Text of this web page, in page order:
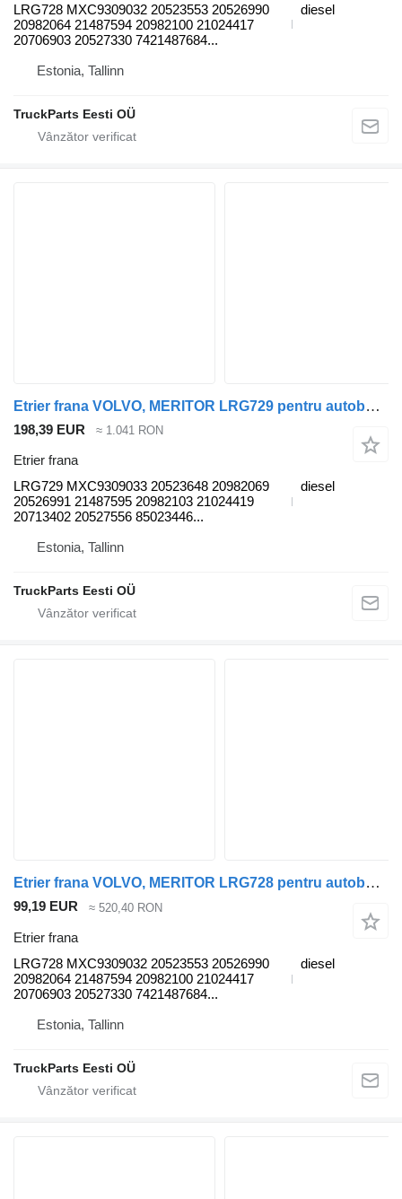
LRG728 MXC9309032 20523553 20526990
20982064 21487594 20982100 21024417
20706903 20527330 7421487684...
diesel
Estonia, Tallinn
TruckParts Eesti OÜ
Etrier frana VOLVO, MERITOR LRG729 pentru autobuz Volvo B6, B7, B9, B10, B12 bus (1978-2011)
198,39 EUR ≈ 1.041 RON
Etrier frana
LRG729 MXC9309033 20523648 20982069
20526991 21487595 20982103 21024419
20713402 20527556 85023446...
diesel
Estonia, Tallinn
TruckParts Eesti OÜ
Etrier frana VOLVO, MERITOR LRG728 pentru autobuz Volvo B6, B7, B9, B10, B12 bus (1978-2011)
99,19 EUR ≈ 520,40 RON
Etrier frana
LRG728 MXC9309032 20523553 20526990
20982064 21487594 20982100 21024417
20706903 20527330 7421487684...
diesel
Estonia, Tallinn
TruckParts Eesti OÜ